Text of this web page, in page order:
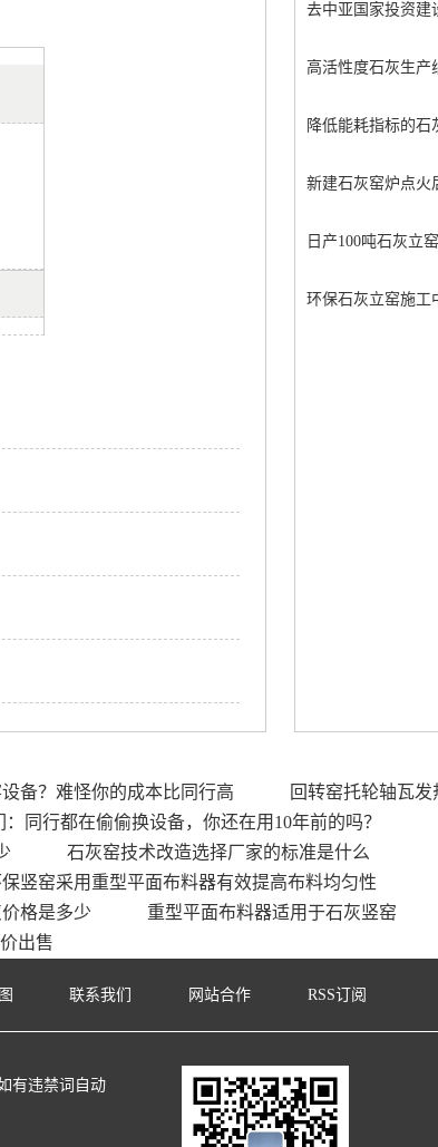
去中亚国家投资建
高活性度石灰生产
降低能耗指标的石
新建石灰窑炉点火
日产100吨石灰立
环保石灰立窑施工
备？难怪你的成本比同行高
回转窑托轮轴瓦
同行都在偷偷换设备，你还在用10年前的吗？
石灰窑技术改造选择厂家的标准是什么
竖窑采用重型平面布料器有效提高布料均匀性
格是多少
重型平面布料器适用于石灰竖窑
出售
联系我们 网站合作 RSS订阅
有违禁词自动